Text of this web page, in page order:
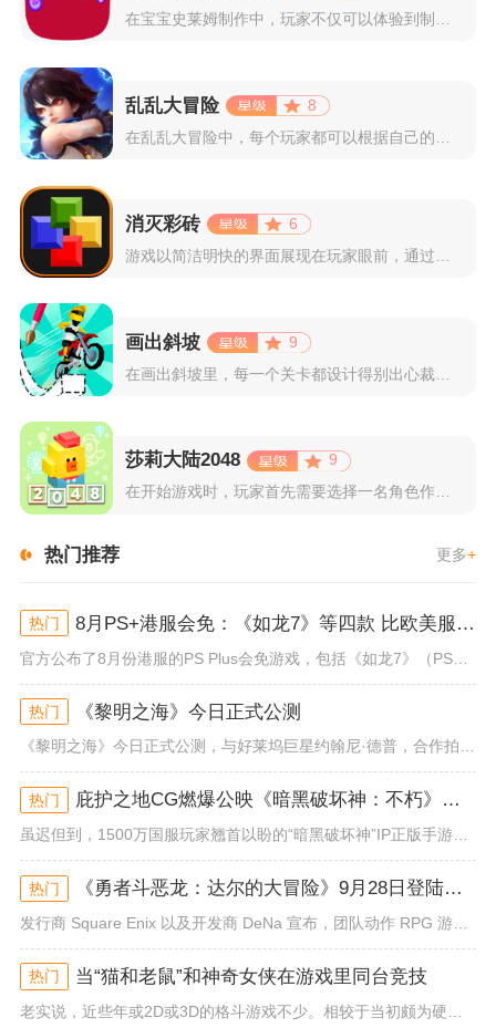
乱乱大冒险
8
消灭彩砖
6
画出斜坡
9
莎莉大陆2048
9
在开始游戏时，玩家首先需要选择一名角色作为自己的代表，在神秘...
热门推荐 更多+
热门 8月PS+港服会免：《如龙7》等四款 比欧美服多一款
官方公布了8月份港服的PS Plus会免游戏，包括《如龙7》（PS4/PS5）、《小小梦魇》（PS4）、《托尼霍克职业滑...
热门 《黎明之海》今日正式公测
《黎明之海》今日正式公测，与好莱坞巨星约翰尼·德普，合作拍摄的宣传短片《冒险者的游戏》同步上线！沉浸式环球之旅 打造属于...
热门 庇护之地CG燃爆公映《暗黑破坏神：不朽》今日全平台上线
虽迟但到，1500万国服玩家翘首以盼的“暗黑破坏神”IP正版手游《暗黑破坏神：不朽》已于今日全平台上线！动作RPG王者再...
热门 《勇者斗恶龙：达尔的大冒险》9月28日登陆苹果谷歌应用商店
发行商 Square Enix 以及开发商 DeNa 宣布，团队动作 RPG 游戏《勇者斗恶龙：达尔的大冒险 魂之绊》将...
热门 当“猫和老鼠”和神奇女侠在游戏里同台竞技